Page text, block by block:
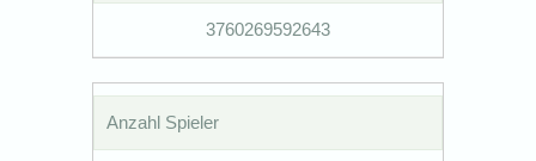
3760269592643
Anzahl Spieler